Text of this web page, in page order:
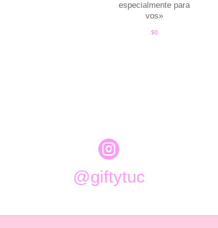
especialmente para
vos»
$0

@giftytuc